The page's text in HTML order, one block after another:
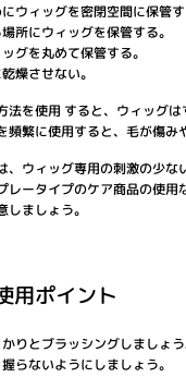
ウィッグを密閉空間に保管す
所にウィッグを保管する。
グを丸めて保管する。
燥させない。
法を使用 すると、ウィッグ
頻繁に使用すると、毛が傷み
、ウィッグ専用の刺激の少な
レータイプのケア商品の使用
しましょう。
用ポイント
りとブラッシングしましょう
らないようにしましょう。